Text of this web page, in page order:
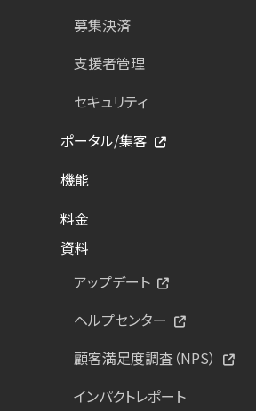
募集決済
支援者管理
セキュリティ
ポータル/集客
機能
料金
資料
アップデート
ヘルプセンター
顧客満足度調査（NPS）
インパクトレポート